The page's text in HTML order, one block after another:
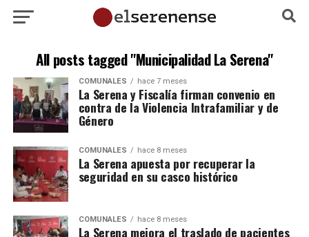
All posts tagged "Municipalidad La Serena"
COMUNALES hace 7 meses
La Serena y Fiscalía firman convenio en
contra de la Violencia Intrafamiliar y de
Género
COMUNALES hace 8 meses
La Serena apuesta por recuperar la
seguridad en su casco histórico
COMUNALES hace 8 meses
La Serena mejora el traslado de pacientes